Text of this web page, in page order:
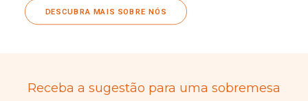
DESCUBRA MAIS SOBRE NÓS
Receba a sugestão para uma sobremesa